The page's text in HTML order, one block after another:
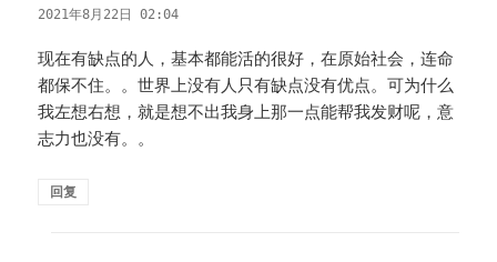
道：
2021年8月22日 02:04
现在有缺点的人，基本都能活的很好，在原始社会，连命
都保不住。。世界上没有人只有缺点没有优点。可为什么
我左想右想，就是想不出我身上那一点能帮我发财呢，意
志力也没有。。
回复